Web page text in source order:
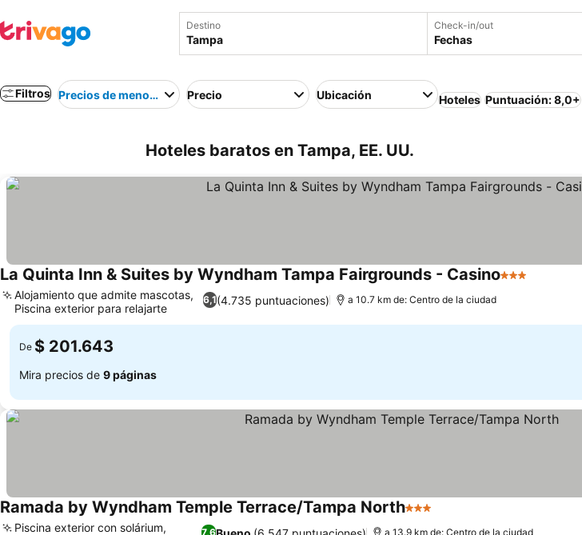
Destino Check-in/out
Fechas
Filtros Precios de menor a mayorPrecio Ubicación Hoteles Puntuación: 8,0+
Hoteles baratos en Tampa, EE. UU.
La Quinta Inn & Suites by Wyndham Tampa Fairgrounds - Casino3 Estrellas
6,1(4.735 puntuaciones)
Alojamiento que admite mascotas,
Piscina exterior para relajarte
a 10.7 km de: Centro de la ciudad
De $ 201.643
Mira precios de 9 páginas
Ramada by Wyndham Temple Terrace/Tampa North3 Estrellas
7,6
Piscina exterior con solárium,
a 13.9 km de: Centro de la ciudad